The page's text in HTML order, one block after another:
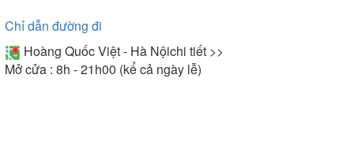
Chỉ dẫn đường đi
Hoàng Quốc Việt - Hà Nộichi tiết >>
Mở cửa : 8h - 21h00 (kể cả ngày lễ)